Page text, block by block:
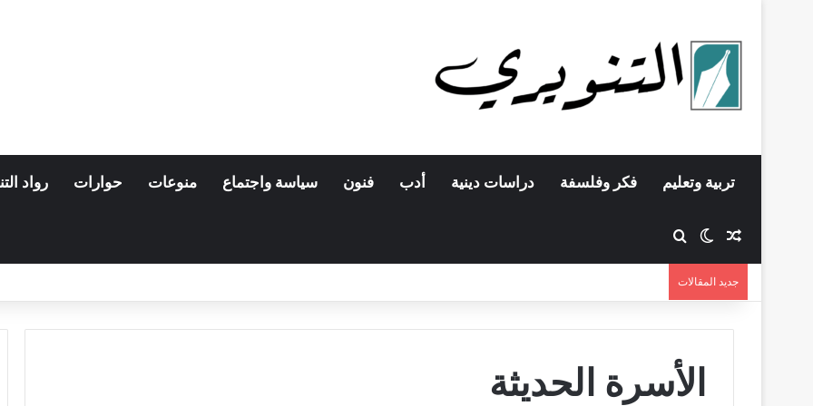
تربية وتعليم فكر وفلسفة دراسات دينية أدب فنون سياسة واجتماع منوعات حوارات رواد
مقال عشوائي
الوضع المظلم
جديد المقالات
الأسرة الحديثة